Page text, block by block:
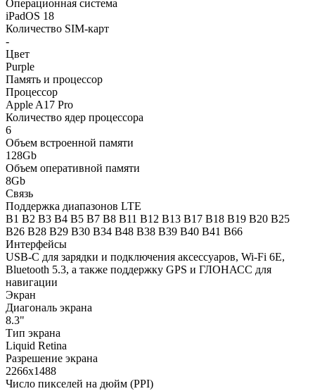
Операционная система
iPadOS 18
Количество SIM-карт
-
Цвет
Purple
Память и процессор
Процессор
Apple A17 Pro
Количество ядер процессора
6
Объем встроенной памяти
128Gb
Объем оперативной памяти
8Gb
Связь
Поддержка диапазонов LTE
B1 B2 B3 B4 B5 B7 B8 B11 B12 B13 B17 B18 B19 B20 B25
B26 B28 B29 B30 B34 B48 B38 B39 B40 B41 B66
Интерфейсы
USB-C для зарядки и подключения аксессуаров, Wi-Fi 6E,
Bluetooth 5.3, а также поддержку GPS и ГЛОНАСС для
навигации
Экран
Диагональ экрана
8.3"
Тип экрана
Liquid Retina
Разрешение экрана
2266х1488
Число пикселей на дюйм (PPI)